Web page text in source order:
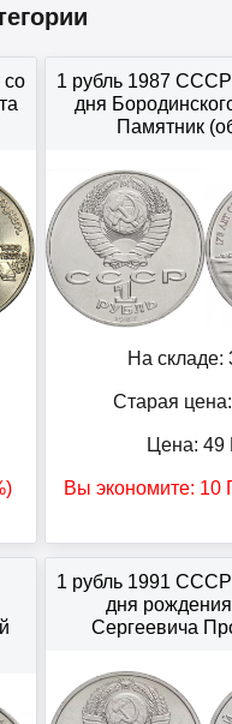
1 рубль 1987
дня
Памятник
На складе:
Старая
Цена:49
Вы экономите: 10
1 рубль 1991
дня
Сергеевича